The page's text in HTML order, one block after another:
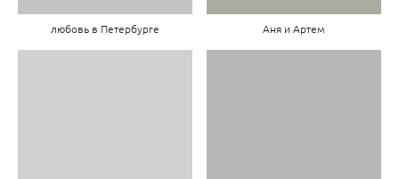
любовь в Петербурге Аня и Артем